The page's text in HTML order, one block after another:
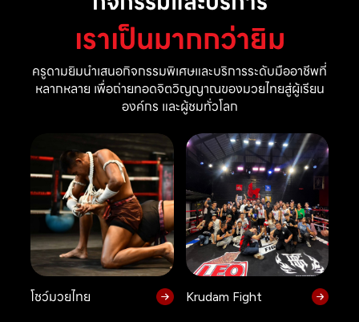
เราเป็นมากกว่ายิม
ครูดามยิมนำเสนอกิจกรรมพิเศษและบริการระดับมืออาชีพที่
หลากหลาย เพื่อถ่ายทอดจิตวิญญาณของมวยไทยสู่ผู้เรียน
องค์กร และผู้ชมทั่วโลก
โชว์มวยไทย Krudam Fight